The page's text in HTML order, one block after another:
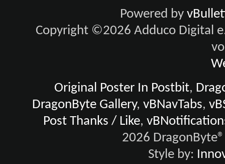
Powered by
Copyright ©2026 Adduco Digital
Original Poster In Postbit,
DragonByte Gallery,vBNavTabs,
Post Thanks / Like,
2026
Style by: